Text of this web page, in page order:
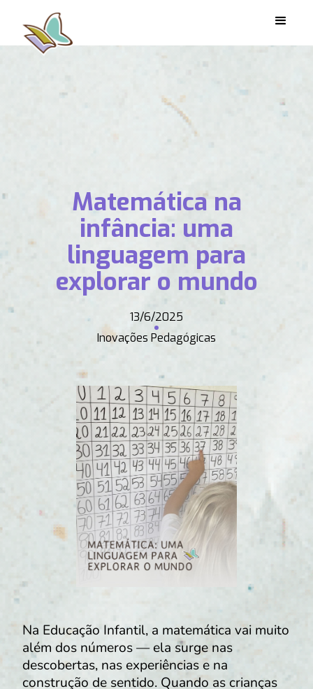
Matemática na
infância: uma
linguagem para
explorar o mundo
13/6/2025
Inovações Pedagógicas
Na Educação Infantil, a matemática vai muito
além dos números — ela surge nas
descobertas, nas experiências e na
construção de sentido. Quando as crianças